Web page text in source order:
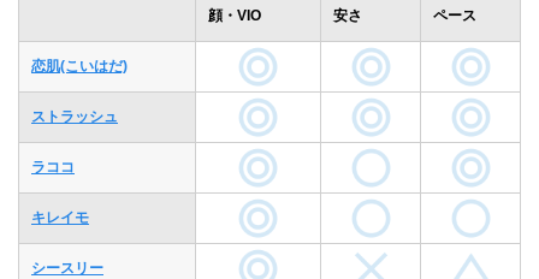
顔・VIO 安さ ペース
恋肌(こいはだ)
ストラッシュ
ラココ
キレイモ
シースリー